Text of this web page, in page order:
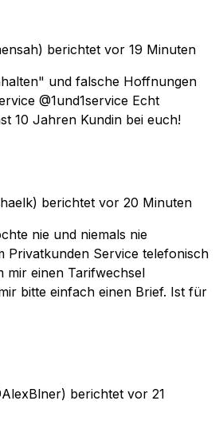
berichtet vor 19 Minuten
und falsche Hoffnungen
@1und1service Echt
10 Jahren Kundin bei euch!
berichtet vor 20 Minuten
nie und niemals nie
Privatkunden Service telefonisch
mir einen Tarifwechsel
bitte einfach einen Brief. Ist für
berichtet vor 21